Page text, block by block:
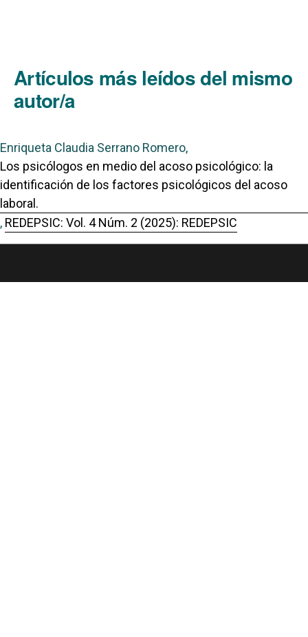
Artículos más leídos del mismo
autor/a
Enriqueta Claudia Serrano Romero,
Los psicólogos en medio del acoso psicológico: la
identificación de los factores psicológicos del acoso
laboral.
, REDEPSIC: Vol. 4 Núm. 2 (2025): REDEPSIC
Portal de Revistas Académicas